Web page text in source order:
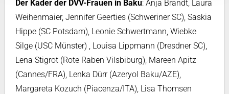
Der Kader der DVV-Frauen in Baku: Anja Brandt, Laura
Weihenmaier, Jennifer Geerties (Schweriner SC), Saskia
Hippe (SC Potsdam), Leonie Schwertmann, Wiebke
Silge (USC Münster) , Louisa Lippmann (Dresdner SC),
Lena Stigrot (Rote Raben Vilsbiburg), Mareen Apitz
(Cannes/FRA), Lenka Dürr (Azeryol Baku/AZE),
Margareta Kozuch (Piacenza/ITA), Lisa Thomsen